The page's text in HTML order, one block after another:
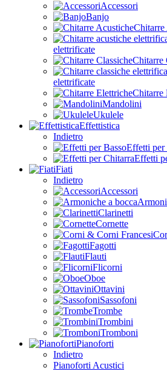
Accessori
Banjo
Chitarre
elettrificate
Chitarre
elettrificate
Chitarre
Mandolini
Ukulele
Effettistica
Indietro
Effetti per
Effetti
Fiati
Indietro
Accessori
Clarinetti
Cornette
Fagotti
Flauti
Flicorni
Oboe
Ottavini
Sassofoni
Trombe
Trombini
Tromboni
Pianoforti
Indietro
Pianoforti Acustici